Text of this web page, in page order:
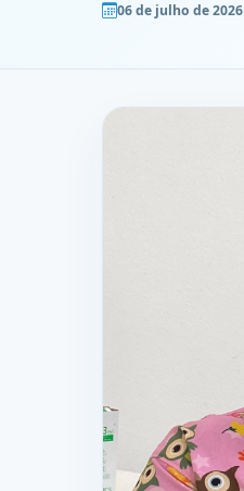
06 de julho de 2026